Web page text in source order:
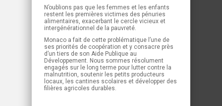
N’oublions pas que les femmes et les enfants
restent les premières victimes des pénuries
alimentaires, exacerbant le cercle vicieux et
intergénérationnel de la pauvreté.
Monaco a fait de cette problématique l’une de
ses priorités de coopération et y consacre près
d’un tiers de son Aide Publique au
Développement. Nous sommes résolument
engagés sur le long terme pour lutter contre la
malnutrition, soutenir les petits producteurs
locaux, les cantines scolaires et développer des
filières agricoles durables.